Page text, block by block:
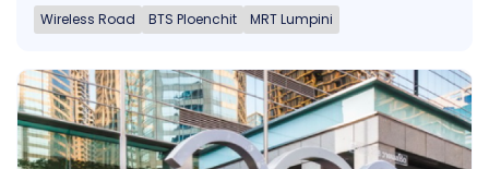
Wireless Road BTS Ploenchit MRT Lumpini